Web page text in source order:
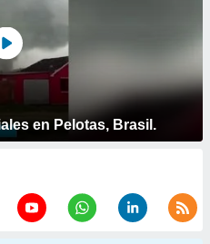
en Pelotas, Brasil.